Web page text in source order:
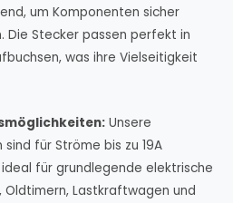
um Komponenten sicher
Die Stecker passen perfekt in
was ihre Vielseitigkeit
Unsere
für Ströme bis zu 19A
für grundlegende elektrische
Oldtimern, Lastkraftwagen und